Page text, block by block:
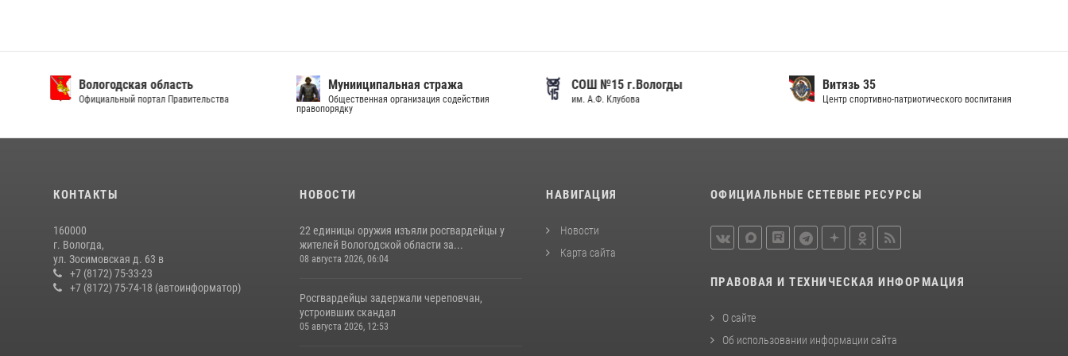
В ВОЛОГДЕ РОСГВАРДЕЙЦЫ ЗАДЕРЖАЛИ
Вологодская область
Официальный портал Правительства
Мунииципальная стража
Общественная организация содействия
правопорядку
СОШ №15 г.Вологды
им. А.Ф. Клубова
Витязь 35
Центр спортивно-патриотического воспитания
КОНТАКТЫ
160000
г. Вологда,
ул. Зосимовская д. 63 в
+7 (8172) 75-33-23
+7 (8172) 75-74-18 (автоинформатор)
НОВОСТИ
22 единицы оружия изъяли росгвардейцы у
жителей Вологодской области за...
08 августа 2026, 06:04
Росгвардейцы задержали череповчан,
устроивших скандал
05 августа 2026, 12:53
НАВИГАЦИЯ
Новости
Карта сайта
ОФИЦИАЛЬНЫЕ СЕТЕВЫЕ РЕСУРСЫ
ПРАВОВАЯ И ТЕХНИЧЕСКАЯ ИНФОРМАЦИЯ
О сайте
Об использовании информации сайта